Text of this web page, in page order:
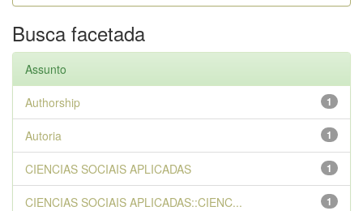
Busca facetada
Assunto
1
Authorship
1
Autoria
1
CIENCIAS SOCIAIS APLICADAS
1
CIENCIAS SOCIAIS APLICADAS::CIENC...